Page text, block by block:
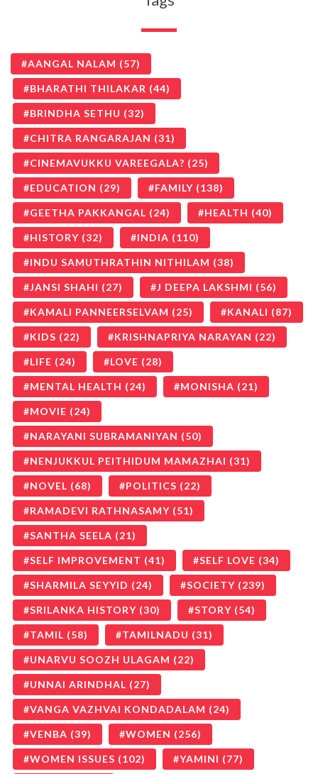
AANGAL NALAM (57)
BHARATHI THILAKAR (44)
BRINDHA SETHU (32)
CHITRA RANGARAJAN (31)
CINEMAVUKKU VAREEGALA? (25)
EDUCATION (29) FAMILY (138)
GEETHA PAKKANGAL (24) HEALTH (40)
HISTORY (32) INDIA (110)
INDU SAMUTHRATHIN NITHILAM (38)
JANSI SHAHI (27) J DEEPA LAKSHMI (56)
KAMALI PANNEERSELVAM (25) KANALI (87)
KIDS (22) KRISHNAPRIYA NARAYAN (22)
LIFE (24) LOVE (28)
MENTAL HEALTH (24) MONISHA (21)
MOVIE (24)
NARAYANI SUBRAMANIYAN (50)
NENJUKKUL PEITHIDUM MAMAZHAI (31)
NOVEL (68) POLITICS (22)
RAMADEVI RATHNASAMY (51)
SANTHA SEELA (21)
SELF IMPROVEMENT (41) SELF LOVE (34)
SHARMILA SEYYID (24) SOCIETY (239)
SRILANKA HISTORY (30) STORY (54)
TAMIL (58) TAMILNADU (31)
UNARVU SOOZH ULAGAM (22)
UNNAI ARINDHAL (27)
VANGA VAZHVAI KONDADALAM (24)
VENBA (39) WOMEN (256)
WOMEN ISSUES (102) YAMINI (77)